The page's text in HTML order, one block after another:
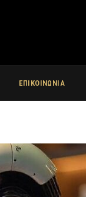
ΕΠΙΚΟΙΝΩΝΙΑ